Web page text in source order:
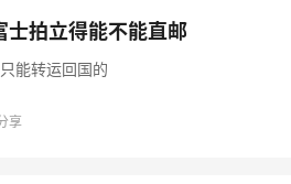
拍立得能不能直邮
能转运回国的
享